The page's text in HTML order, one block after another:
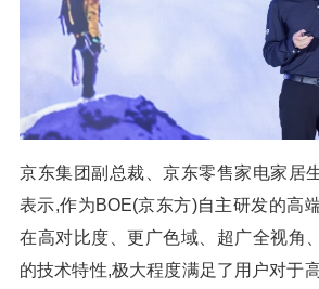
京东集团副总裁、京东零售家电家居
表示,作为BOE(京东方)自主研发的高
在高对比度、更广色域、超广全视角
的技术特性,极大程度满足了用户对于